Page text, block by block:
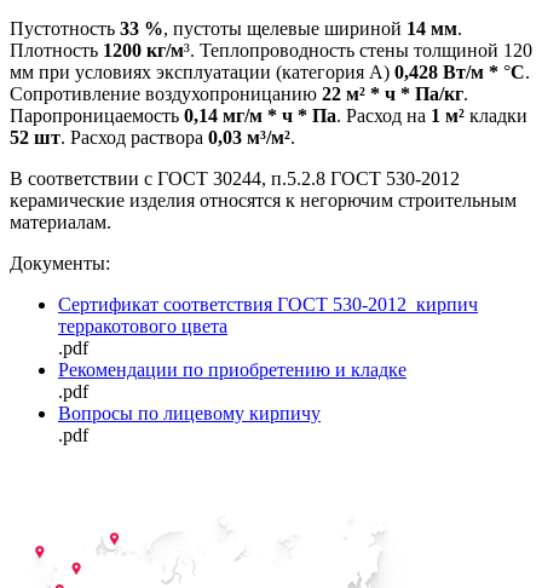
Пустотность 33 %, пустоты щелевые шириной 14 мм.
Плотность 1200 кг/м³. Теплопроводность стены толщиной 120
мм при условиях эксплуатации (категория А) 0,428 Вт/м * °С.
Сопротивление воздухопроницанию 22 м² * ч * Па/кг.
Паропроницаемость 0,14 мг/м * ч * Па. Расход на 1 м² кладки
52 шт. Расход раствора 0,03 м³/м².
В соответствии с ГОСТ 30244, п.5.2.8 ГОСТ 530-2012
керамические изделия относятся к негорючим строительным
материалам.
Документы:
Сертификат соответствия ГОСТ 530-2012_кирпич
терракотового цвета
.pdf
Рекомендации по приобретению и кладке
.pdf
Вопросы по лицевому кирпичу
.pdf